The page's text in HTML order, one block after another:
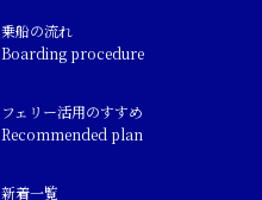
乗船の流れ
Boarding procedure
フェリー活用のすすめ
Recommended plan
新着一覧